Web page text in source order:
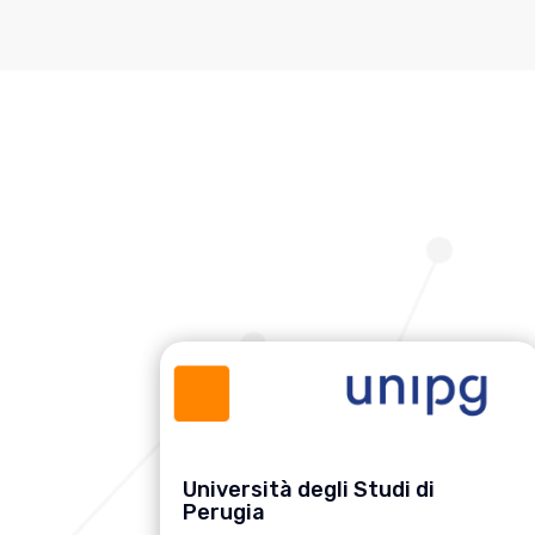
Università degli Studi di
Perugia